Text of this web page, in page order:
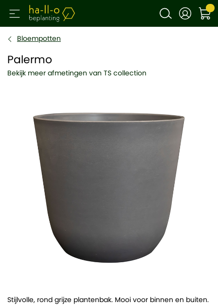
Bloempotten
Palermo
Bekijk meer afmetingen van TS collection
Stijlvolle, rond grijze plantenbak. Mooi voor binnen en buiten.